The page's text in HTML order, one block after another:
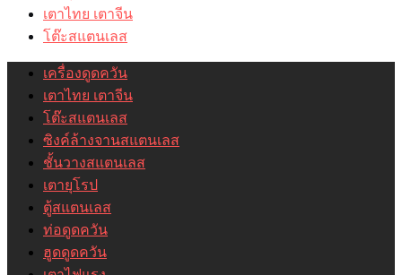
เตาไทย เตาจีน
โต๊ะสแตนเลส
เครื่องดูดควัน
เตาไทย เตาจีน
โต๊ะสแตนเลส
ซิงค์ล้างจานสแตนเลส
ชั้นวางสแตนเลส
เตายุโรป
ตู้สแตนเลส
ท่อดูดควัน
ฮูดดูดควัน